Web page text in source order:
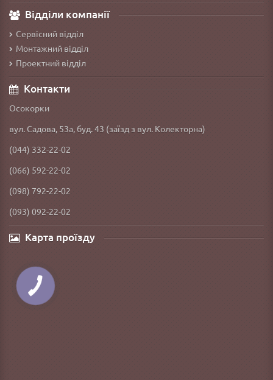
Відділи компанії
Сервісний відділ
Монтажний відділ
Проектний відділ
Контакти
Осокорки
вул. Садова, 53а, буд. 43 (заїзд з вул. Колекторна)
(044) 332-22-02
(066) 592-22-02
(098) 792-22-02
(093) 092-22-02
Карта проїзду